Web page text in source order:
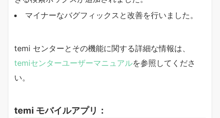
マイナーなバグフィックスと改善を行いました。
temi センターとその機能に関する詳細な情報は、
temiセンターユーザーマニュアルを参照してくださ
い。
temi モバイルアプリ：